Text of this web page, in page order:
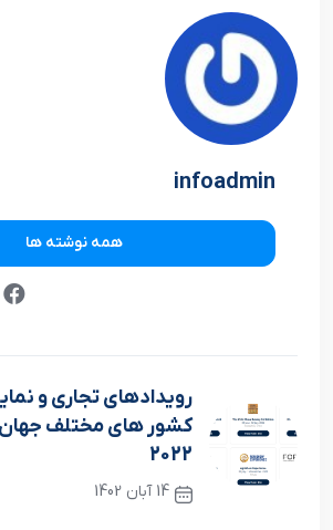
infoadmin
همه نوشته ها
رويدادهاي تجاري و
2022
14 آبان 1402